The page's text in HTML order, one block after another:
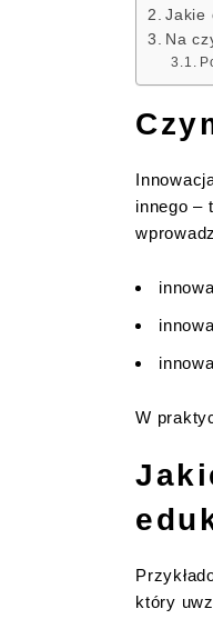
Jakie
Na
innego –
W
który